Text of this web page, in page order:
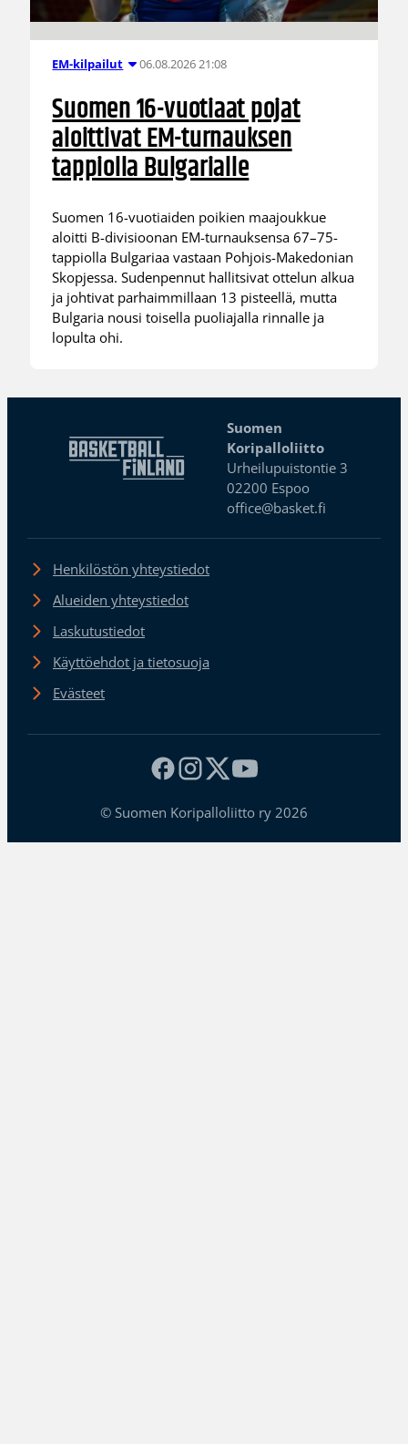
EM-kilpailut 06.08.2026 21:08
Suomen 16-vuotiaat pojat
aloittivat EM-turnauksen
tappiolla Bulgarialle
Suomen 16-vuotiaiden poikien maajoukkue
aloitti B-divisioonan EM-turnauksensa 67–75-
tappiolla Bulgariaa vastaan Pohjois-Makedonian
Skopjessa. Sudenpennut hallitsivat ottelun alkua
ja johtivat parhaimmillaan 13 pisteellä, mutta
Bulgaria nousi toisella puoliajalla rinnalle ja
lopulta ohi.
Suomen
Koripalloliitto
Urheilupuistontie 3
02200 Espoo
office@basket.fi
Henkilöstön yhteystiedot
Alueiden yhteystiedot
Laskutustiedot
Käyttöehdot ja tietosuoja
Evästeet
© Suomen Koripalloliitto ry 2026